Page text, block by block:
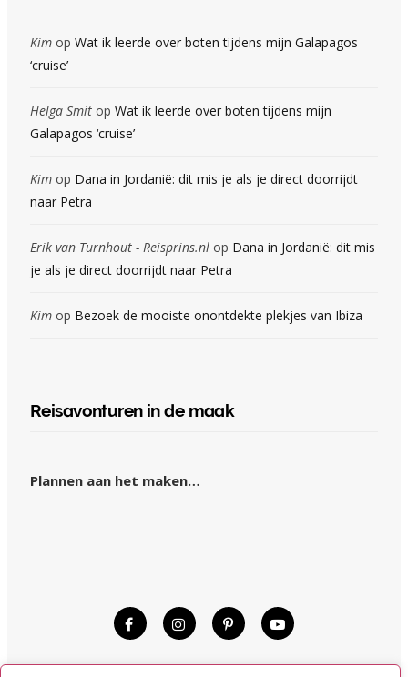
Kim op Wat ik leerde over boten tijdens mijn Galapagos
‘cruise’
Helga Smit op Wat ik leerde over boten tijdens mijn
Galapagos ‘cruise’
Kim op Dana in Jordanië: dit mis je als je direct doorrijdt
naar Petra
Erik van Turnhout - Reisprins.nl op Dana in Jordanië: dit mis
je als je direct doorrijdt naar Petra
Kim op Bezoek de mooiste onontdekte plekjes van Ibiza
Reisavonturen in de maak
Plannen aan het maken…